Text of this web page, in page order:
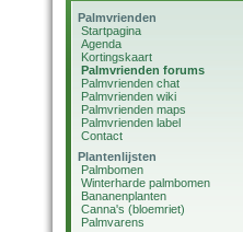
Palmvrienden
Startpagina
Agenda
Kortingskaart
Palmvrienden forums
Palmvrienden chat
Palmvrienden wiki
Palmvrienden maps
Palmvrienden label
Contact
Plantenlijsten
Palmbomen
Winterharde palmbomen
Bananenplanten
Canna's (bloemriet)
Palmvarens